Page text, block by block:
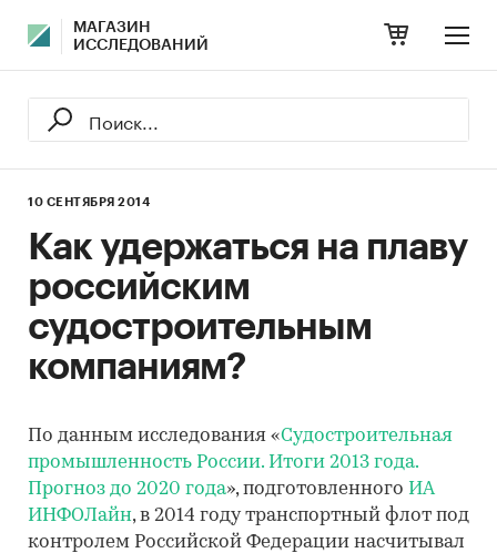
МАГАЗИН
ИССЛЕДОВАНИЙ
10 СЕНТЯБРЯ 2014
Как удержаться на плаву
российским
судостроительным
компаниям?
По данным исследования «Судостроительная
промышленность России. Итоги 2013 года.
Прогноз до 2020 года», подготовленного ИА
ИНФОЛайн, в 2014 году транспортный флот под
контролем Российской Федерации насчитывал